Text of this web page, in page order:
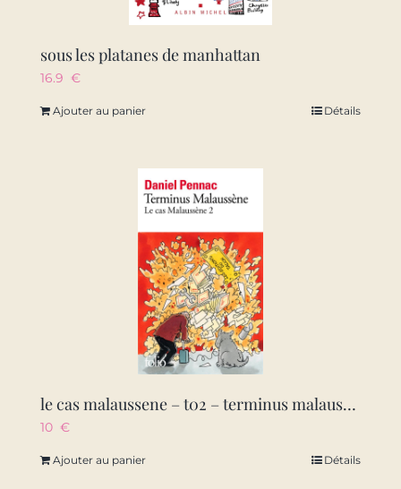
sous les platanes de manhattan
16.9 €
Ajouter au panier Détails
le cas malaussene – t02 – terminus malaussene
10 €
Ajouter au panier Détails